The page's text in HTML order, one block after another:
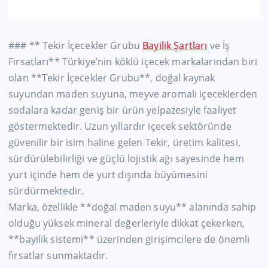
### ** Tekir İçecekler Grubu Bayilik Şartları ve İş
Fırsatları** Türkiye’nin köklü içecek markalarından biri
olan **Tekir İçecekler Grubu**, doğal kaynak
suyundan maden suyuna, meyve aromalı içeceklerden
sodalara kadar geniş bir ürün yelpazesiyle faaliyet
göstermektedir. Uzun yıllardır içecek sektöründe
güvenilir bir isim haline gelen Tekir, üretim kalitesi,
sürdürülebilirliği ve güçlü lojistik ağı sayesinde hem
yurt içinde hem de yurt dışında büyümesini
sürdürmektedir.
Marka, özellikle **doğal maden suyu** alanında sahip
olduğu yüksek mineral değerleriyle dikkat çekerken,
**bayilik sistemi** üzerinden girişimcilere de önemli
fırsatlar sunmaktadır.